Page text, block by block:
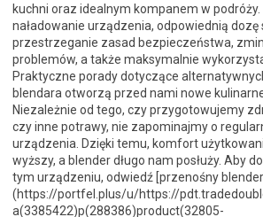
kuchni oraz idealnym kompanem w
naładowanie urządzenia, odpowiednią dozę
przestrzeganie zasad bezpieczeństwa,
problemów, a także maksymalnie
Praktyczne porady dotyczące
blendara otworzą przed nami nowe
Niezależnie od tego, czy przygotowujemy
czy inne potrawy, nie zapominajmy o
urządzenia. Dzięki temu, komfort
wyższy, a blender długo nam posłuży. Aby
tym urządzeniu, odwiedź [przenośny
(https://portfel.plus/u/https://
a(3385422)p(288386)product(32805-